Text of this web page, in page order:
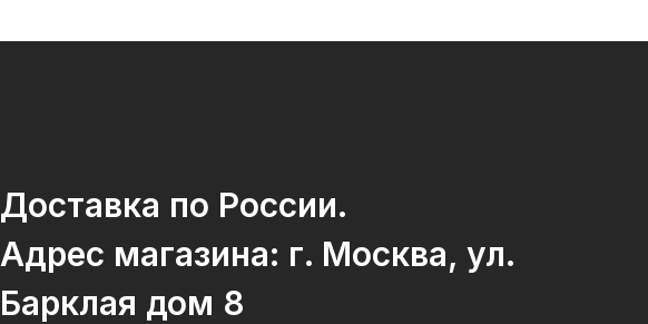
Доставка по России.
Адрес магазина: г. Москва, ул.
Барклая дом 8